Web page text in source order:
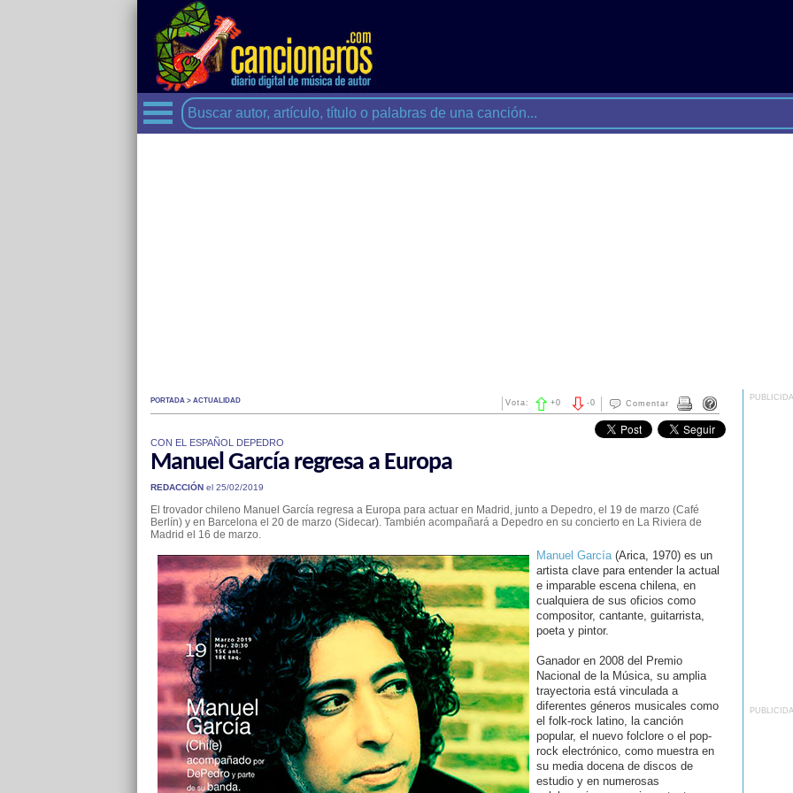
PORTADA > ACTUALIDAD Comentar
-0
Vota: +0
CON EL ESPAÑOL DEPEDRO
Manuel García regresa a Europa
REDACCIÓNel 25/02/2019
El trovador chileno Manuel García regresa a Europa para actuar en Madrid, junto a Depedro, el 19 de marzo (Café
Berlín) y en Barcelona el 20 de marzo (Sidecar). También acompañará a Depedro en su concierto en La Riviera de
Madrid el 16 de marzo.
Manuel García(Arica, 1970) es un
artista clave para entender la actual
e imparable escena chilena, en
cualquiera de sus oficios como
compositor, cantante, guitarrista,
poeta y pintor.
Ganador en 2008 del Premio
Nacional de la Música, su amplia
trayectoria está vinculada a
diferentes géneros musicales como
el folk-rock latino, la canción
popular, el nuevo folclore o el pop-
rock electrónico, como muestra en
su media docena de discos de
estudio y en numerosas